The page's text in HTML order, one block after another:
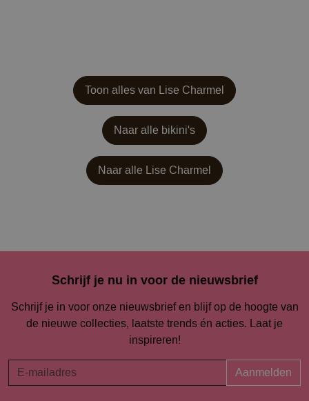
Toon alles van Lise Charmel
Naar alle bikini's
Naar alle Lise Charmel
Schrijf je nu in voor de nieuwsbrief
Schrijf je in voor onze nieuwsbrief en blijf op de hoogte van
de nieuwe collecties, laatste trends én acties. Laat je
inspireren!
Aanmelden